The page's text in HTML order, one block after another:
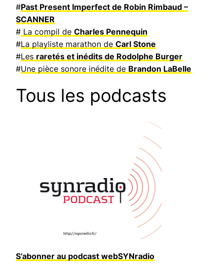
#Past Present Imperfect de Robin Rimbaud –
SCANNER
# La compil de Charles Pennequin
#La playliste marathon de Carl Stone
#Les raretés et inédits de Rodolphe Burger
#Une pièce sonore inédite de Brandon LaBelle
Tous les podcasts
S’abonner au podcast webSYNradio